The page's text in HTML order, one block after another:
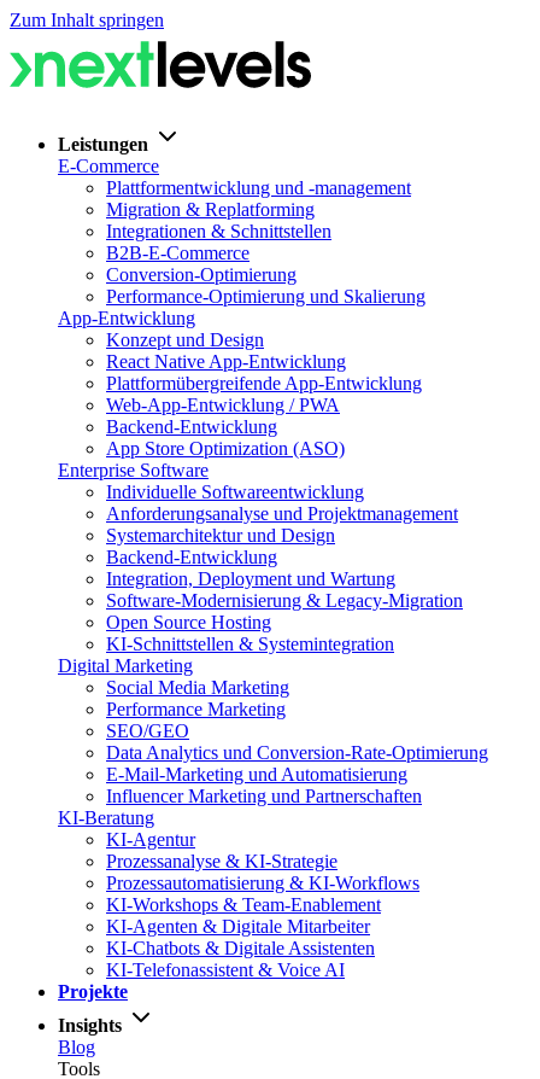
Zum Inhalt springen
Leistungen
E-Commerce
Plattformentwicklung und -management
Migration & Replatforming
Integrationen & Schnittstellen
B2B-E-Commerce
Conversion-Optimierung
Performance-Optimierung und Skalierung
App-Entwicklung
Konzept und Design
React Native App-Entwicklung
Plattformübergreifende App-Entwicklung
Web-App-Entwicklung / PWA
Backend-Entwicklung
App Store Optimization (ASO)
Enterprise Software
Individuelle Softwareentwicklung
Anforderungsanalyse und Projektmanagement
Systemarchitektur und Design
Backend-Entwicklung
Integration, Deployment und Wartung
Software-Modernisierung & Legacy-Migration
Open Source Hosting
KI-Schnittstellen & Systemintegration
Digital Marketing
Social Media Marketing
Performance Marketing
SEO/GEO
Data Analytics und Conversion-Rate-Optimierung
E-Mail-Marketing und Automatisierung
Influencer Marketing und Partnerschaften
KI-Beratung
KI-Agentur
Prozessanalyse & KI-Strategie
Prozessautomatisierung & KI-Workflows
KI-Workshops & Team-Enablement
KI-Agenten & Digitale Mitarbeiter
KI-Chatbots & Digitale Assistenten
KI-Telefonassistent & Voice AI
Projekte
Insights
Blog
Tools